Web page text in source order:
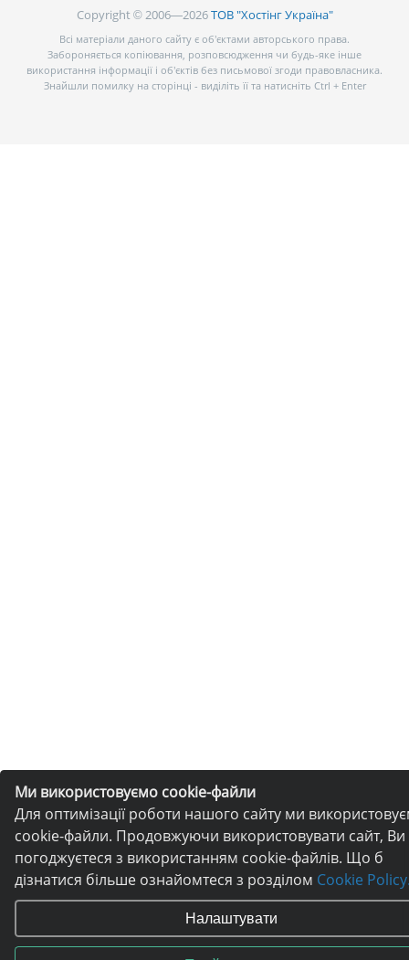
Ми використовуємо cookie-файли
Для оптимізації роботи нашого сайту ми
cookie-файли. Продовжуючи використовувати сайт, Ви
погоджуєтеся з використанням cookie-файлів. Що б
дізнатися більше ознайомтеся з розділом Cookie
Налаштувати
Copyright © 2006—2026ТОВ "Хостінг Україна"
Всі матеріали даного сайту є об’єктами авторського права.
Забороняється копіювання, розповсюдження чи будь-яке інше
використання інформації і об’єктів без письмової згоди правовласника.
Знайшли помилку на сторінці - виділіть її та натисніть Ctrl + Enter